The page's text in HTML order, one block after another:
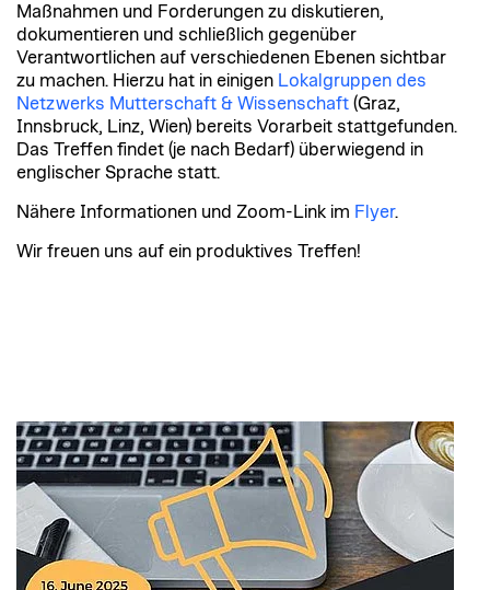
Maßnahmen und Forderungen zu diskutieren,
dokumentieren und schließlich gegenüber
Verantwortlichen auf verschiedenen Ebenen sichtbar
zu machen. Hierzu hat in einigen Lokalgruppen des
Netzwerks Mutterschaft & Wissenschaft (Graz,
Innsbruck, Linz, Wien) bereits Vorarbeit stattgefunden.
Das Treffen findet (je nach Bedarf) überwiegend in
englischer Sprache statt.
Nähere Informationen und Zoom-Link im Flyer.
Wir freuen uns auf ein produktives Treffen!